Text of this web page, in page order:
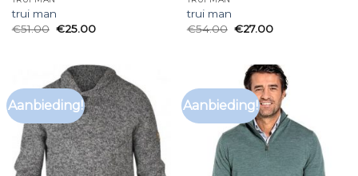
trui man
€51.00 €25.00
trui man
€54.00 €27.00
Aanbieding! Aanbieding!